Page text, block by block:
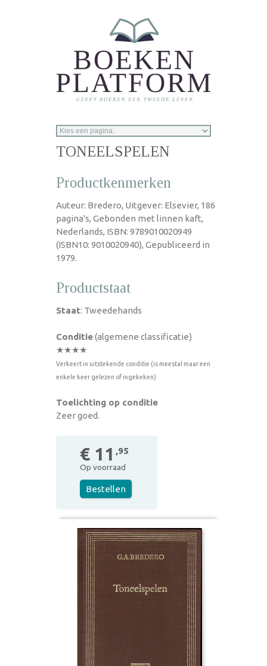
TONEELSPELEN
Productkenmerken
Auteur: Bredero, Uitgever: Elsevier, 186
pagina's, Gebonden met linnen kaft,
Nederlands, ISBN: 9789010020949
(ISBN10: 9010020940), Gepubliceerd in
1979.
Productstaat
Staat: Tweedehands
Conditie(algemene classificatie)
★★★★
Verkeert in uitstekende conditie (is meestal maar een
enkele keer gelezen of ingekeken)
Toelichting op conditie
Zeer goed.
€ 11 ,95
Op voorraad
Bestellen